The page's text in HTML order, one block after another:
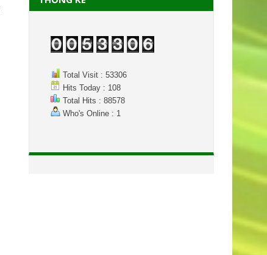
Total Visit : 53306
Hits Today : 108
Total Hits : 88578
Who's Online : 1